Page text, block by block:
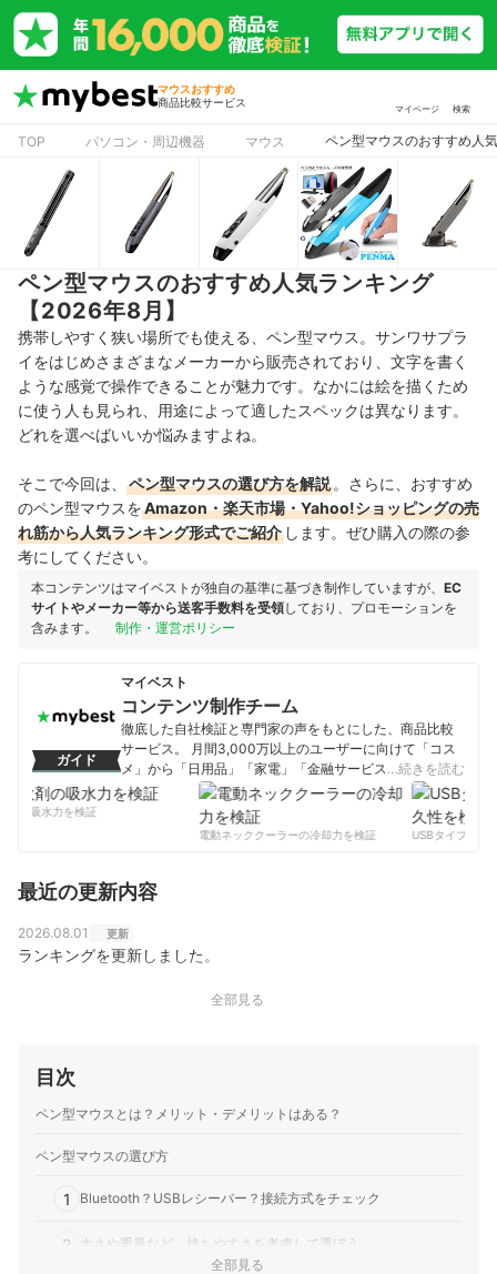
マウスおすすめ
商品比較サービス
マイページ 検索
TOP パソコン・周辺機器 マウス ペン型マウスのおすすめ人
ペン型マウスのおすすめ人気ランキング
【2026年8月】
携帯しやすく狭い場所でも使える、ペン型マウス。サンワサプラ
イをはじめさまざまなメーカーから販売されており、文字を書く
ような感覚で操作できることが魅力です。なかには絵を描くため
に使う人も見られ、用途によって適したスペックは異なります。
どれを選べばいいか悩みますよね。
そこで今回は、 ペン型マウスの選び方を解説 。さらに、おすすめ
のペン型マウスをAmazon・楽天市場・Yahoo!ショッピングの売
れ筋から人気ランキング形式でご紹介 します。ぜひ購入の際の参
考にしてください。
本コンテンツはマイベストが独自の基準に基づき制作していますが、 EC
サイトやメーカー等から送客手数料を受領しており、プロモーションを
含みます。
制作・運営ポリシー
ガイド
マイベスト
コンテンツ制作チーム
徹底した自社検証と専門家の声をもとにした、商品比較
サービス。 月間3,000万以上のユーザーに向けて「コス
メ」から「日用品」「家電」「金融サービス」まで、ベ
ストな商品を選んでもらうために、毎日コンテンツを制
コンテンツ制作チームのプロフィール
…続きを読む
の吸水力を検証
電動ネッククーラーの冷却力を検証
USBタイプCケー
最近の更新内容
2026.08.01 更新
ランキングを更新しました。
全部見る
目次
ペン型マウスとは？メリット・デメリットはある？
ペン型マウスの選び方
1 Bluetooth？USBレシーバー？接続方式をチェック
2 太さや重量など、持ちやすさを考慮して選ぼう
全部見る